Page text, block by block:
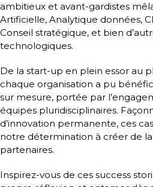
ambitieux et avant-gardistes
Artificielle, Analytique données,
Conseil stratégique, et bien
technologiques.
De la start-up en plein essor au
chaque organisation a pu
sur mesure, portée par
équipes pluridisciplinaires.
d’innovation permanente, ces
notre détermination à créer de
partenaires.
Inspirez-vous de ces success